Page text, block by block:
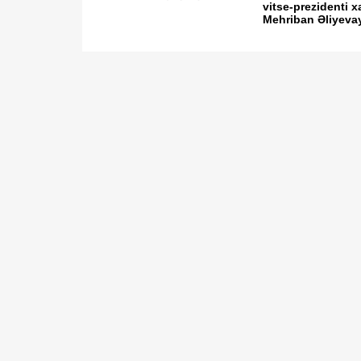
vitse-prezidenti
Mehriban